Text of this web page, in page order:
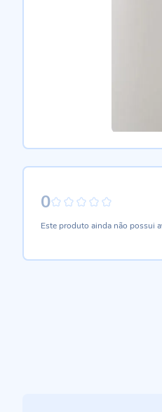
0
Este produto ainda não possui